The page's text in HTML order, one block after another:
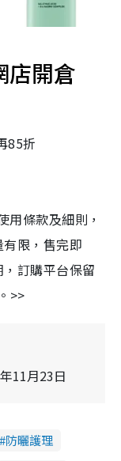
店開倉
85折
用條款及細則，
限，售完即
訂購平台保留
>>
11月23日
防曬護理